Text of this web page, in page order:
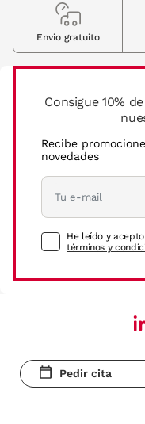
Consigue 10%
Recibe
novedades
He leído y
términos y
Envio gratuito
Pedir cita